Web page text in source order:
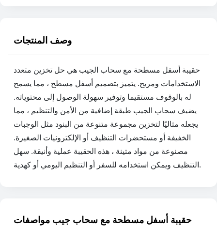
وصف المنتجات
حقيبة أسفل مسطحة مع سحاب الجيب هي حل تخزين متعدد
الاستخدامات ومريح. يتميز بتصميم أسفل مسطح ، مما يسمح
له بالوقوف مستقيما وتوفير سهولة الوصول إلى محتوياته.
يضيف سحاب الجيب طبقة إضافية من الأمن والتنظيم ، مما
يجعله مثاليًا لتخزين مجموعة متنوعة من البنود مثل الوجبات
الخفيفة أو مستحضرات التنظيف أو الإلكترونيات الصغيرة.
مصنوعة من مواد متينة ، هذه الحقيبة عملية وأنيقة. سهل
التنظيف ويمكن استخدامه للسفر أو التنظيم اليومي أو كهدية.
حقيبة أسفل مسطحة مع سحاب جيب مواصفات